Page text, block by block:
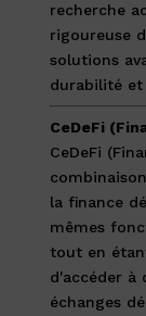
recherche
rigoureuse
solutions
durabilité et
CeDeFi
CeDeFi
la finance
mêmes
tout en
d'accéder à
échanges